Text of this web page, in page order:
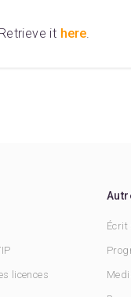
it here.
licences
Écrit